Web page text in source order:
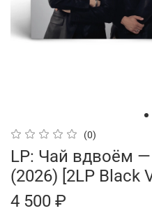
(0)
LP: Чай вдвоём —
(2026) [2LP Black
4 500 ₽